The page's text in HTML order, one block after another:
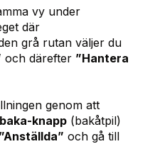
vy under
där
grå rutan väljer du
och därefter ”Hantera
genom att
(bakåtpil)
”Anställda” och gå till